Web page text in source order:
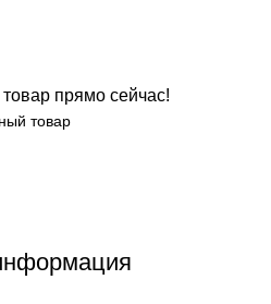
прямо сейчас!
товар